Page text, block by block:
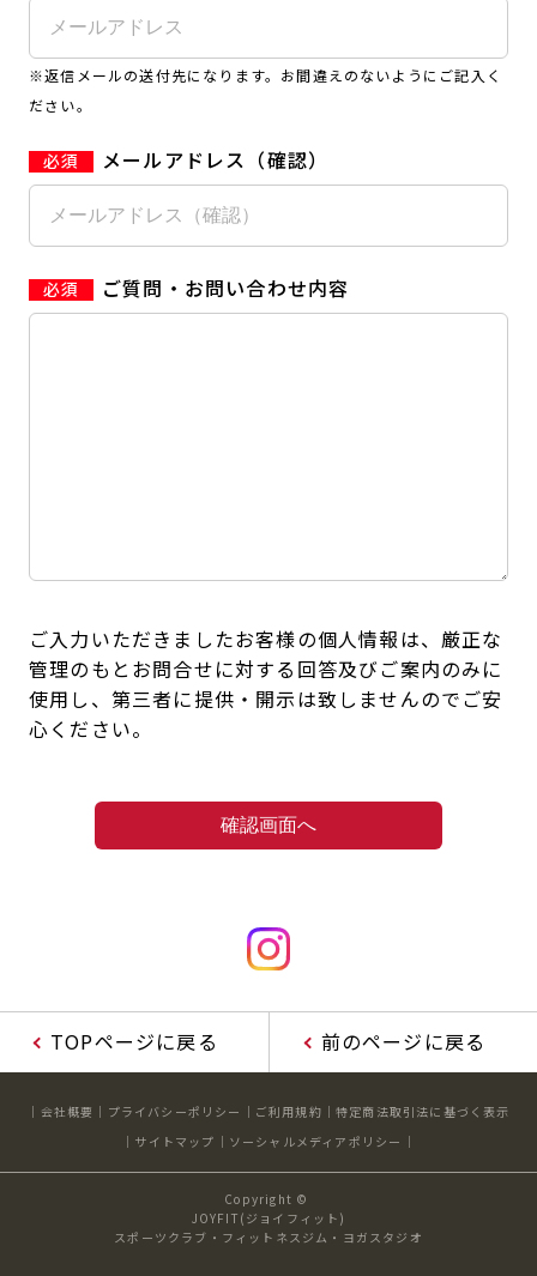
※返信メールの送付先になります。お間違えのないようにご記入く
ださい。
メールアドレス（確認）
ご質問・お問い合わせ内容
ご入力いただきましたお客様の個人情報は、厳正な
管理のもとお問合せに対する回答及びご案内のみに
使用し、第三者に提供・開示は致しませんのでご安
心ください。
TOPページに戻る 前のページに戻る
会社概要 プライバシーポリシー ご利用規約
特定商法取引法に基づく表示
サイトマップ
ソーシャルメディアポリシー
Copyright ©
JOYFIT(ジョイフィット)
スポーツクラブ・フィットネスジム・ヨガスタジオ